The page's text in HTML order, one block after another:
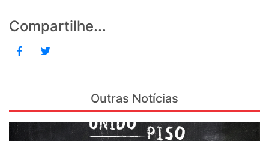
Compartilhe...
Outras Notícias